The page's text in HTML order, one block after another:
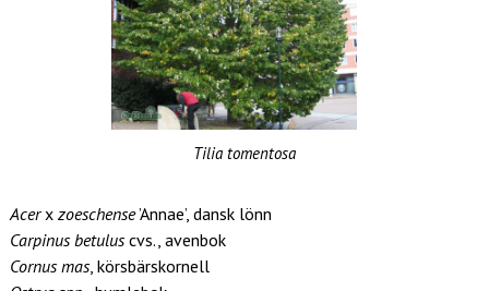
Tilia tomentosa
Acerx zoeschense’Annae’, dansk lönn
Carpinus betuluscvs., avenbok
Cornus mas, körsbärskornell